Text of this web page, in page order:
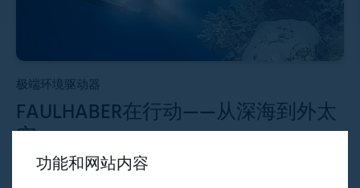
极端环境驱动器
FAULHABER在行动——从深海到外太
空
驱动系统该如何耐受最严苛的环境，无论在地球上甚或地球
功能和网站内容